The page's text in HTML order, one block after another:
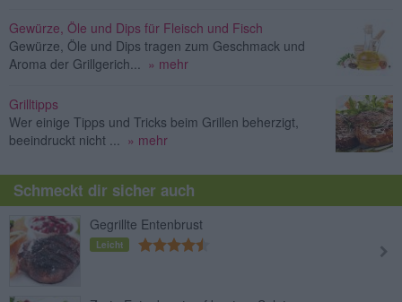
Gewürze, Öle und Dips für Fleisch und Fisch
Gewürze, Öle und Dips tragen zum Geschmack und
Aroma der Grillgerich...
» mehr
Grilltipps
Wer einige Tipps und Tricks beim Grillen beherzigt,
beeindruckt nicht ...
» mehr
Schmeckt dir sicher auch
Gegrillte Entenbrust
Leicht